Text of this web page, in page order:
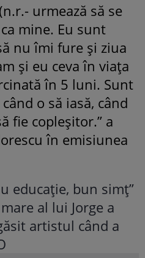
urmează să se
mine. Eu sunt
nu îmi fure și ziua
și eu ceva în viața
în 5 luni. Sunt
o să iasă, când
fie copleșitor.” a
în emisiunea